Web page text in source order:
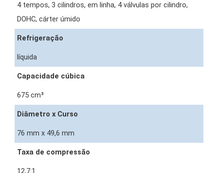
4 tempos, 3 cilindros, em linha, 4 válvulas por cilindro,
DOHC, cárter úmido
Refrigeração
líquida
Capacidade cúbica
675 cm³
Diâmetro x Curso
76 mm x 49,6 mm
Taxa de compressão
12,7:1